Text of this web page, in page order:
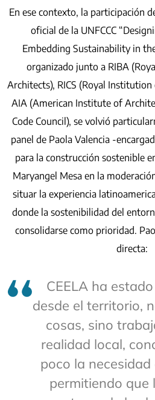
En ese contexto, la participación
oficial de la UNFCCC
Embedding Sustainability in
organizado junto a RIBA
Architects), RICS (Royal
AIA (American Institute of
Code Council), se volvió
panel de Paola Valencia -
para la construcción sostenible
Maryangel Mesa en la
situar la experiencia
donde la sostenibilidad del
consolidarse como prioridad.
directa:
CEELA ha
desde el territorio,
cosas, sino
realidad local,
poco la
permitiendo que